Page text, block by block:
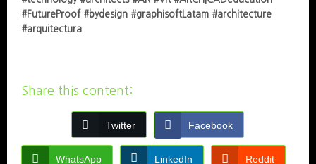
#FutureProof #bydesign #graphisoftLatam #architecture
#arquitectura
Share this content:
Twitter Facebook
WhatsApp LinkedIn Reddit